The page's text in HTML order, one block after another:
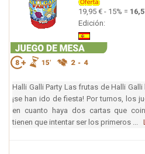
19,95 € - 15% =
Edición:
Halli Galli Party Las frutas de Halli
¡se han ido de fiesta! Por turnos, los
en cuanto haya dos cartas que
tienen que intentar ser los primeros ...